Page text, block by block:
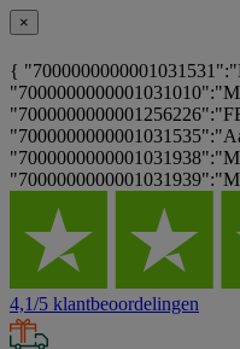
×
{
4,1/5 klantbeoordelingen